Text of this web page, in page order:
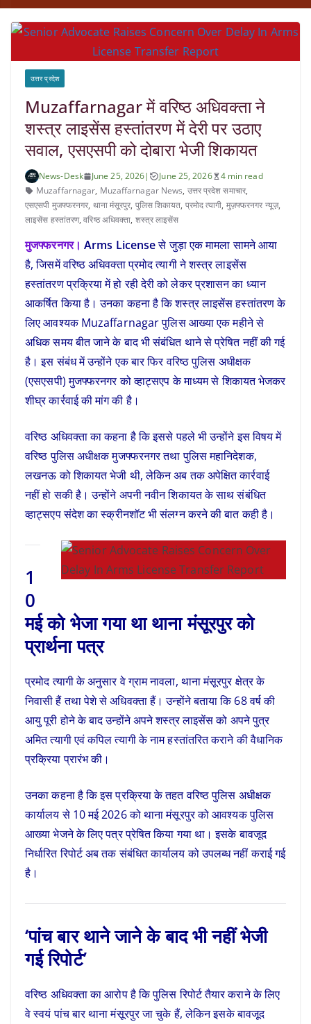
उत्तर प्रदेश
Muzaffarnagar में वरिष्ठ अधिवक्ता ने
शस्त्र लाइसेंस हस्तांतरण में देरी पर उठाए
सवाल, एसएसपी को दोबारा भेजी शिकायत
News-Desk June 25, 2026| June 25, 2026
4 min read
Muzaffarnagar, Muzaffarnagar News, उत्तर प्रदेश समाचार,
एसएसपी मुजफ्फरनगर, थाना मंसूरपुर, पुलिस शिकायत, प्रमोद त्यागी, मुज़फ्फरनगर न्यूज़,
लाइसेंस हस्तांतरण,वरिष्ठ अधिवक्ता, शस्त्र लाइसेंस
मुजफ्फरनगर। Arms Licenseसे जुड़ा एक मामला सामने आया
है, जिसमें वरिष्ठ अधिवक्ता प्रमोद त्यागी ने शस्त्र लाइसेंस
हस्तांतरण प्रक्रिया में हो रही देरी को लेकर प्रशासन का ध्यान
आकर्षित किया है। उनका कहना है कि शस्त्र लाइसेंस हस्तांतरण के
लिए आवश्यक Muzaffarnagar पुलिस आख्या एक महीने से
अधिक समय बीत जाने के बाद भी संबंधित थाने से प्रेषित नहीं की गई
है। इस संबंध में उन्होंने एक बार फिर वरिष्ठ पुलिस अधीक्षक
(एसएसपी) मुजफ्फरनगर को व्हाट्सएप के माध्यम से शिकायत भेजकर
शीघ्र कार्रवाई की मांग की है।
वरिष्ठ अधिवक्ता का कहना है कि इससे पहले भी उन्होंने इस विषय में
वरिष्ठ पुलिस अधीक्षक मुजफ्फरनगर तथा पुलिस महानिदेशक,
लखनऊ को शिकायत भेजी थी, लेकिन अब तक अपेक्षित कार्रवाई
नहीं हो सकी है। उन्होंने अपनी नवीन शिकायत के साथ संबंधित
व्हाट्सएप संदेश का स्क्रीनशॉट भी संलग्न करने की बात कही है।
1
0
मई को भेजा गया था थाना मंसूरपुर को
प्रार्थना पत्र
प्रमोद त्यागी के अनुसार वे ग्राम नावला, थाना मंसूरपुर क्षेत्र के
निवासी हैं तथा पेशे से अधिवक्ता हैं। उन्होंने बताया कि 68 वर्ष की
आयु पूरी होने के बाद उन्होंने अपने शस्त्र लाइसेंस को अपने पुत्र
अमित त्यागी एवं कपिल त्यागी के नाम हस्तांतरित कराने की वैधानिक
प्रक्रिया प्रारंभ की।
उनका कहना है कि इस प्रक्रिया के तहत वरिष्ठ पुलिस अधीक्षक
कार्यालय से 10 मई 2026 को थाना मंसूरपुर को आवश्यक पुलिस
आख्या भेजने के लिए पत्र प्रेषित किया गया था। इसके बावजूद
निर्धारित रिपोर्ट अब तक संबंधित कार्यालय को उपलब्ध नहीं कराई गई
है।
‘पांच बार थाने जाने के बाद भी नहीं भेजी
गई रिपोर्ट’
वरिष्ठ अधिवक्ता का आरोप है कि पुलिस रिपोर्ट तैयार कराने के लिए
वे स्वयं पांच बार थाना मंसूरपुर जा चुके हैं, लेकिन इसके बावजूद